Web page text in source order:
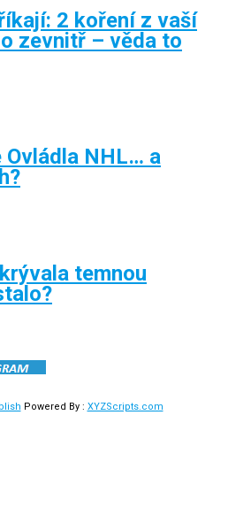
2 koření z vaší
zevnitř – věda to
NHL… a
temnou
Powered By : XYZScripts.com